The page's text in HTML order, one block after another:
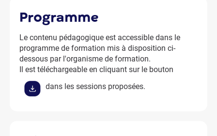
programme
Le contenu pédagogique est accessible dans le
programme de formation mis à disposition ci-
dessous par l'organisme de formation.
Il est téléchargeable en cliquant sur le bouton
dans les sessions proposées.